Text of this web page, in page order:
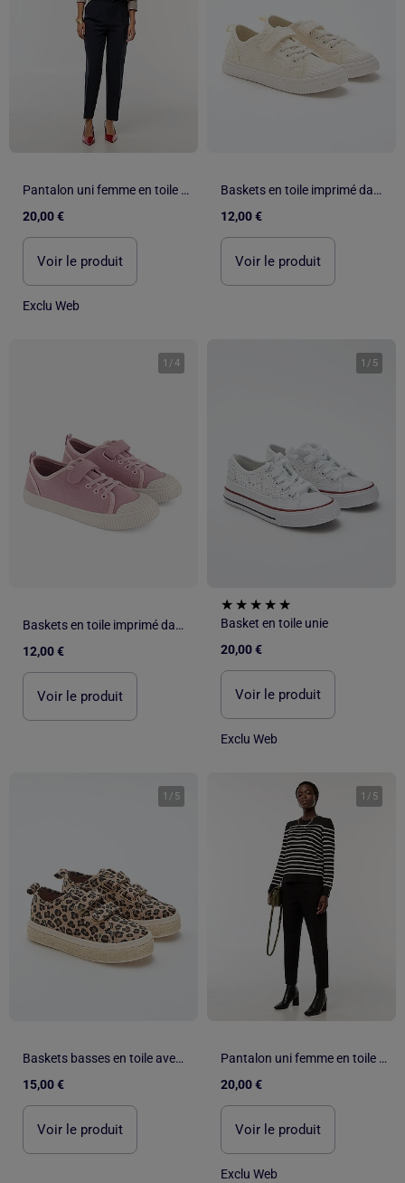
Pantalon uni femme en toile à taille standard
20,00 €
Voir le produit
Exclu Web
Baskets en toile imprimé damiers
12,00 €
Voir le produit
1 /4
Baskets en toile imprimé damiers
12,00 €
Voir le produit
1 / 5
Basket en toile unie
20,00 €
Voir le produit
Exclu Web
1 / 5
Baskets basses en toile avec semelle en corde
15,00 €
Voir le produit
1 / 5
Pantalon uni femme en toile à taille standard
20,00 €
Voir le produit
Exclu Web